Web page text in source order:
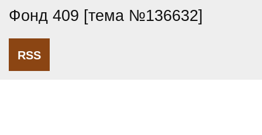
Фонд 409 [тема №136632]
RSS